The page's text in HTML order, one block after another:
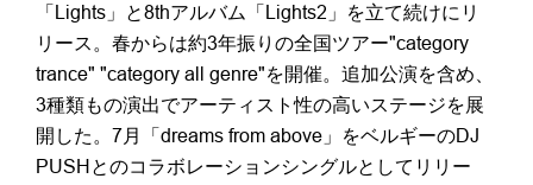
「Lights」と8thアルバム「Lights2」を立て続けにリ
リース。春からは約3年振りの全国ツアー"category
trance" "category all genre"を開催。追加公演を含め、
3種類もの演出でアーティスト性の高いステージを展
開した。7月「dreams from above」をベルギーのDJ
PUSHとのコラボレーションシングルとしてリリー